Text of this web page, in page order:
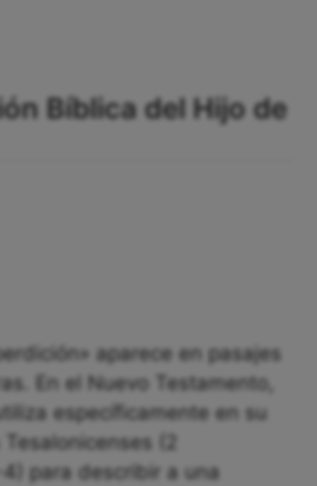
Bíblica del Hijo de
aparece en pasajes
En el Nuevo Testamento,
específicamente en su
(2
4) para describir a una